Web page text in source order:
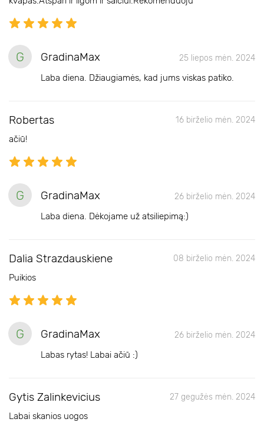
G GradinaMax 25 liepos mėn. 2024
Laba diena. Džiaugiamės, kad jums viskas patiko.
Robertas 16 birželio mėn. 2024
ačiū!
G GradinaMax 26 birželio mėn. 2024
Laba diena. Dėkojame už atsiliepimą:)
Dalia Strazdauskiene 08 birželio mėn. 2024
Puikios
G GradinaMax 26 birželio mėn. 2024
Labas rytas! Labai ačiū :)
Gytis Zalinkevicius 27 gegužės mėn. 2024
Labai skanios uogos